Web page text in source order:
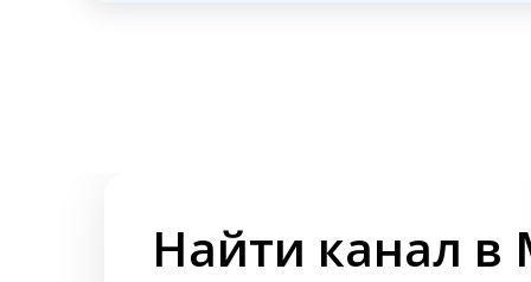
Найти канал в